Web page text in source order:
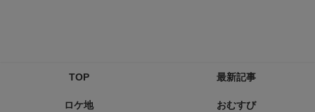
TOP 最新記事
ロケ地 おむすび